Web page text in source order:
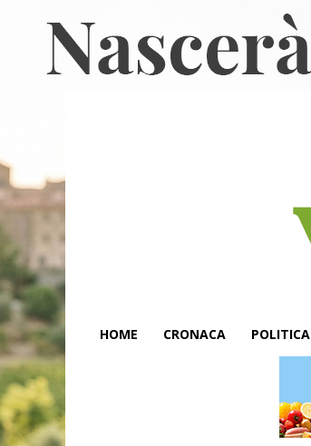
HOME CRONACA POLITICA